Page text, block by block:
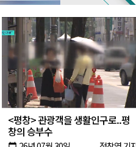
<평창> 관광객을 생활인구로..평
창의 승부수